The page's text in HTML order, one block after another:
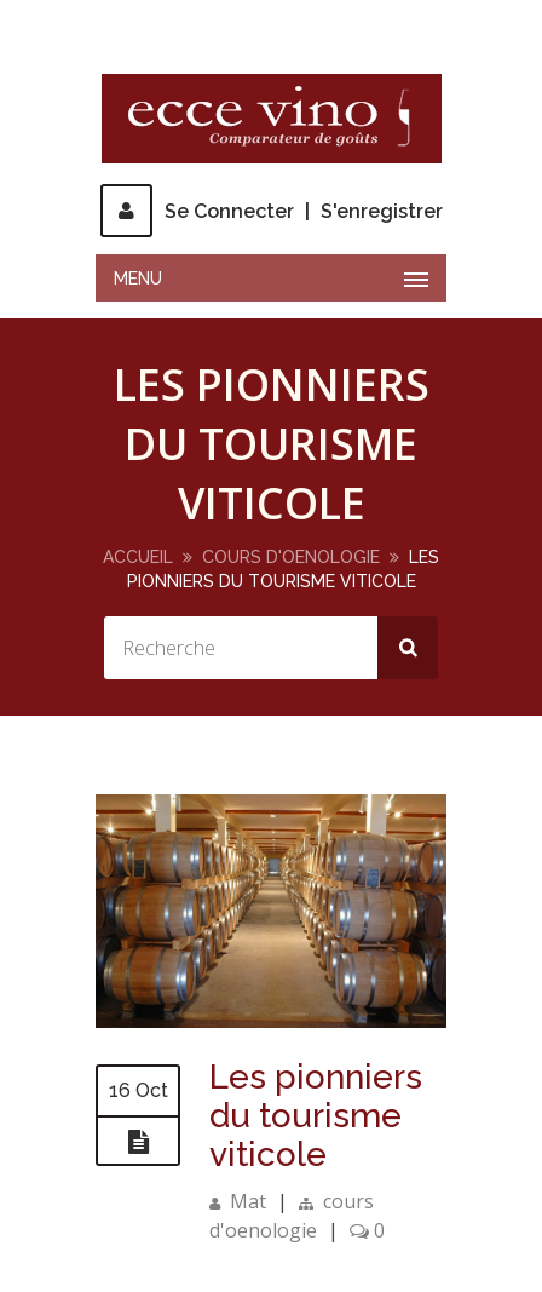
Se Connecter S'enregistrer
MENU
LES PIONNIERS
DU TOURISME
VITICOLE
ACCUEIL COURS D'OENOLOGIE
LES
PIONNIERS DU TOURISME VITICOLE
16 Oct
Les pionniers
du tourisme
viticole
Mat |
cours
d'oenologie | 0